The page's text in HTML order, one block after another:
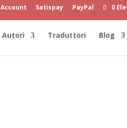
Account Satispay PayPal 0
Autori Traduttori Blog